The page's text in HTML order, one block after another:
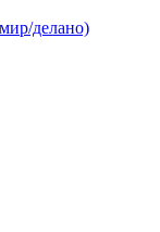
делано)